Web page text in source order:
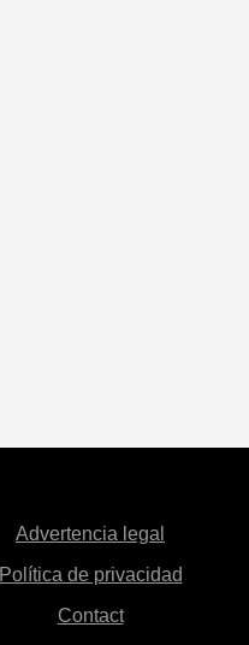
Advertencia legal
Política de privacidad
Contact